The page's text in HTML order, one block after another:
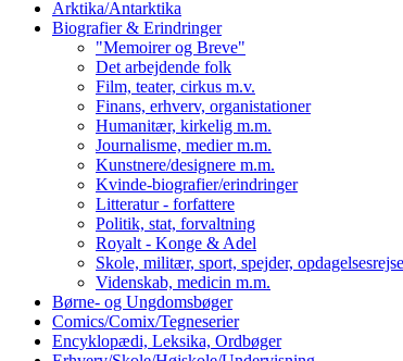
Arktika/Antarktika
Biografier & Erindringer
"Memoirer og Breve"
Det arbejdende folk
Film, teater, cirkus m.v.
Finans, erhverv, organistationer
Humanitær, kirkelig m.m.
Journalisme, medier m.m.
Kunstnere/designere m.m.
Kvinde-biografier/erindringer
Litteratur - forfattere
Politik, stat, forvaltning
Royalt - Konge & Adel
Skole, militær, sport, spejder,
Videnskab, medicin m.m.
Børne- og Ungdomsbøger
Comics/Comix/Tegneserier
Encyklopædi, Leksika, Ordbøger